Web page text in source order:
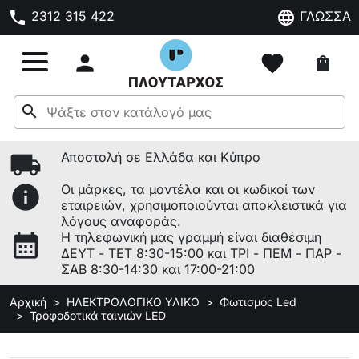
phone 2312 315 422 language ΓΛΩΣΣΑ
 favorite shopping_bag
search
local_shipping Αποστολή σε Ελλάδα και Κύπρο
info
Οι μάρκες, τα μοντέλα και οι κωδικοί των
εταιρειών, χρησιμοποιούνται αποκλειστικά για
λόγους αναφοράς.
calendar_month
Η τηλεφωνική μας γραμμή είναι διαθέσιμη
ΔΕΥΤ - ΤΕΤ 8:30-15:00 και ΤΡΙ - ΠΕΜ - ΠΑΡ -
ΣΑΒ 8:30-14:30 και 17:00-21:00
Αρχική ΗΛΕΚΤΡΟΛΟΓΙΚΟ ΥΛΙΚΟ
Φωτισμός Led
Τροφοδοτικά ταινιών LED